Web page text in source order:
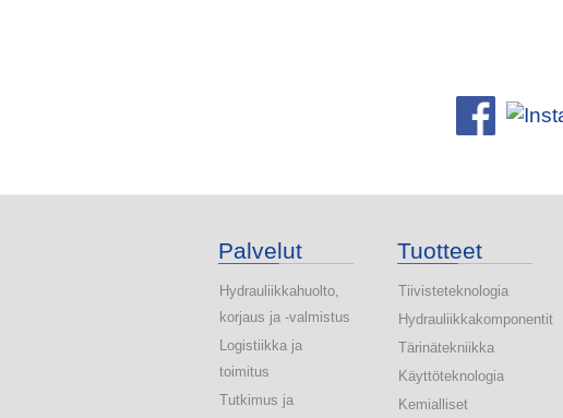
Palvelut
Hydrauliikkahuolto,
korjaus ja -valmistus
Logistiikka ja
toimitus
Tutkimus ja
Tuotteet
Tiivisteteknologia
Hydrauliikkakomponentit
Tärinätekniikka
Käyttöteknologia
Kemialliset